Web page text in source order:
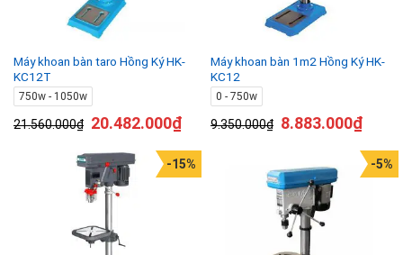
Máy khoan bàn taro Hồng Ký HK-
KC12T
750w - 1050w
21.560.000₫ 20.482.000₫
Máy khoan bàn 1m2 Hồng Ký HK-
KC12
0 - 750w
9.350.000₫ 8.883.000₫
-15% -5%